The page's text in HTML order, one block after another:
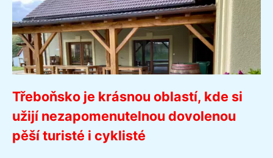
Třeboňsko je krásnou oblastí, kde si
užijí nezapomenutelnou dovolenou
pěší turisté i cyklisté